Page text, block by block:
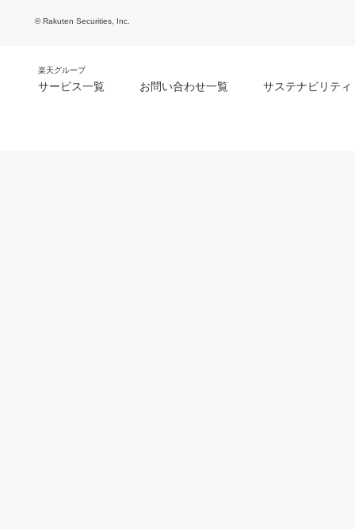
© Rakuten Securities, Inc.
楽天グループ
サービス一覧 お問い合わせ一覧 サステナビリティ